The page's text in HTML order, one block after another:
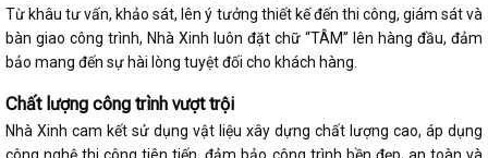
Từ khâu tư vấn, khảo sát, lên ý tưởng thiết kế đến thi công, giám sát và
bàn giao công trình, Nhà Xinh luôn đặt chữ “TÂM” lên hàng đầu, đảm
bảo mang đến sự hài lòng tuyệt đối cho khách hàng.
Chất lượng công trình vượt trội
Nhà Xinh cam kết sử dụng vật liệu xây dựng chất lượng cao, áp dụng